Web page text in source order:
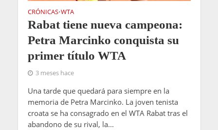
CRÓNICAS•WTA
Rabat tiene nueva campeona:
Petra Marcinko conquista su
primer título WTA
3 meses hace
Una tarde que quedará para siempre en la
memoria de Petra Marcinko. La joven tenista
croata se ha consagrado en el WTA Rabat tras el
abandono de su rival, la...